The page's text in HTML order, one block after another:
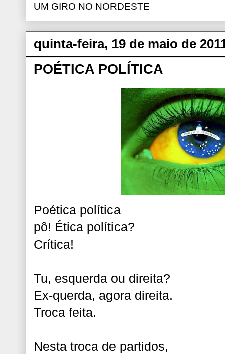
UM GIRO NO NORDESTE
quinta-feira, 19 de maio de
POÉTICA POLÍTICA
Poética política
pô! Ética política?
Crítica!
Tu, esquerda ou direita?
Ex-querda, agora direita.
Troca feita.
Nesta troca de partidos,